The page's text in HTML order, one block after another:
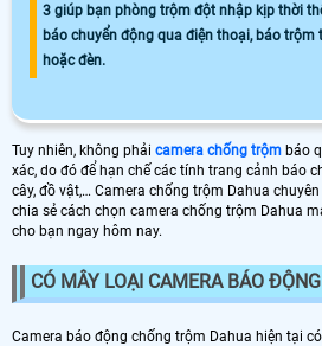
3 giúp bạn phòng trộm đột nhập kịp thời
báo chuyển động qua điện thoại, báo
hoặc đèn.
Tuy nhiên, không phải camera chống trộm báo
xác, do đó để hạn chế các tính trang cảnh báo
cây, đồ vật,… Camera chống trộm Dahua
chia sẻ cách chọn camera chống trộm Dahua
cho bạn ngay hôm nay.
CÓ MÂY LOẠI CAMERA BÁO
Camera báo động chống trộm Dahua hiện tại